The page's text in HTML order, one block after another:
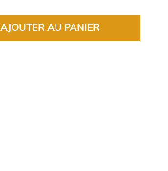
AJOUTER AU PANIER